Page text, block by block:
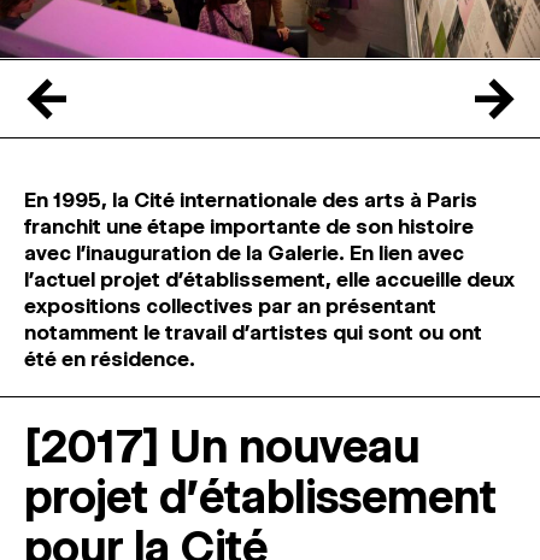
← →
En 1995, la Cité internationale des arts à Paris
franchit une étape importante de son histoire
avec l’inauguration de la Galerie. En lien avec
l’actuel projet d’établissement, elle accueille deux
expositions collectives par an présentant
notamment le travail d’artistes qui sont ou ont
été en résidence.
[2017] Un nouveau
projet d'établissement
pour la Cité